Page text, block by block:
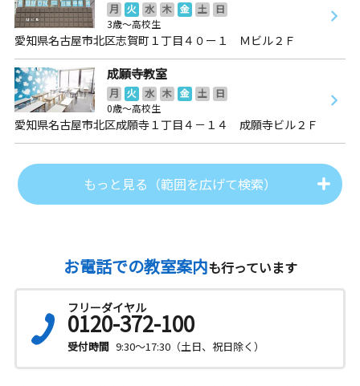
月 火 水 木 金 土
日
3歳～高校生
愛知県名古屋市北区志賀町１丁目４０ー１ Ｍビル２Ｆ
成願寺教室
月 火 水 木 金 土
日
0歳～高校生
愛知県名古屋市北区成願寺１丁目４－１４ 成願寺ビル２Ｆ
もっと見る（範囲を広げて検索）
お電話での教室案内も行っています
フリーダイヤル
0120-372-100
受付時間 9:30～17:30（土日、祝日除く）